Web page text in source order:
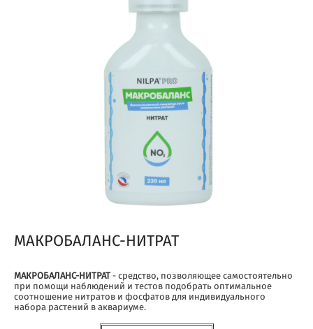
МАКРОБАЛАНС-НИТРАТ
МАКРОБАЛАНС-НИТРАТ - средство, позволяющее самостоятельно
при помощи наблюдений и тестов подобрать оптимальное
соотношение нитратов и фосфатов для индивидуального
набора растений в аквариуме.